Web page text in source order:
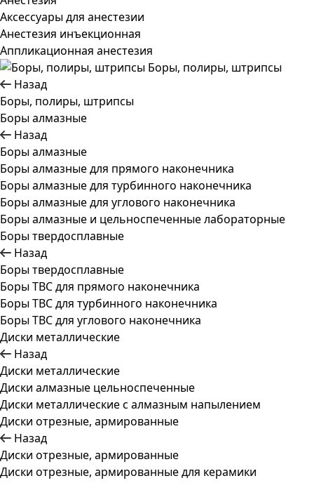
Аксессуары для анестезии
Анестезия инъекционная
Аппликационная анестезия
Боры, полиры, штрипсы
Назад
Боры, полиры, штрипсы
Боры алмазные
Назад
Боры алмазные
Боры алмазные для прямого наконечника
Боры алмазные для турбинного наконечника
Боры алмазные для углового наконечника
Боры алмазные и цельноспеченные лабораторные
Боры твердосплавные
Назад
Боры твердосплавные
Боры ТВС для прямого наконечника
Боры ТВС для турбинного наконечника
Боры ТВС для углового наконечника
Диски металлические
Назад
Диски металлические
Диски алмазные цельноспеченные
Диски металлические с алмазным напылением
Диски отрезные, армированные
Назад
Диски отрезные, армированные
Диски отрезные, армированные для керамики